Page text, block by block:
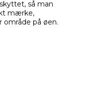
så man
mærke,
område på øen.